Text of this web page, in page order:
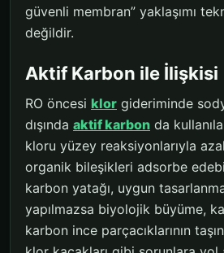
güvenli membran” yaklaşımı
değildir.
Aktif Karbon ile İlişkisi
RO öncesi klor gideriminde
dışında aktif karbon da
kloru yüzey reaksiyonlarıyla
organik bileşikleri adsorbe
karbon yatağı, uygun
yapılmazsa biyolojik büyüme,
karbon ince parçacıklarının